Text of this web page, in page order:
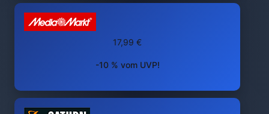
17,99 €
-10 % vom UVP!